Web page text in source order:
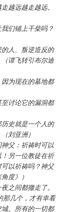
越远越走越远。
们铺上干柴吗？
人、叛逆造反的
谭飞转引布尔迪
为现在的墓地都
讨论它的漏洞都
史就是一个人的
刘亚洲）
父：祈祷时可以
另一位教徒在祈
以祈祷吗？神父
度》）
之间都撤走了。
那几个，才有幸看
。所有的一切都